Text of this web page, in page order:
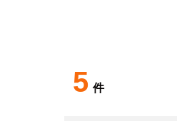
5 件